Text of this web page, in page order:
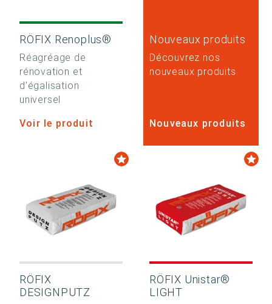
RÖFIX Renoplus®
Réagréage de
rénovation et
d’égalisation
universel
Voir le produit
Nouveaux produits
Découvrez nos
nouveaux produits
Nouveaux produits
RÖFIX
DESIGNPUTZ
RÖFIX Unistar®
LIGHT